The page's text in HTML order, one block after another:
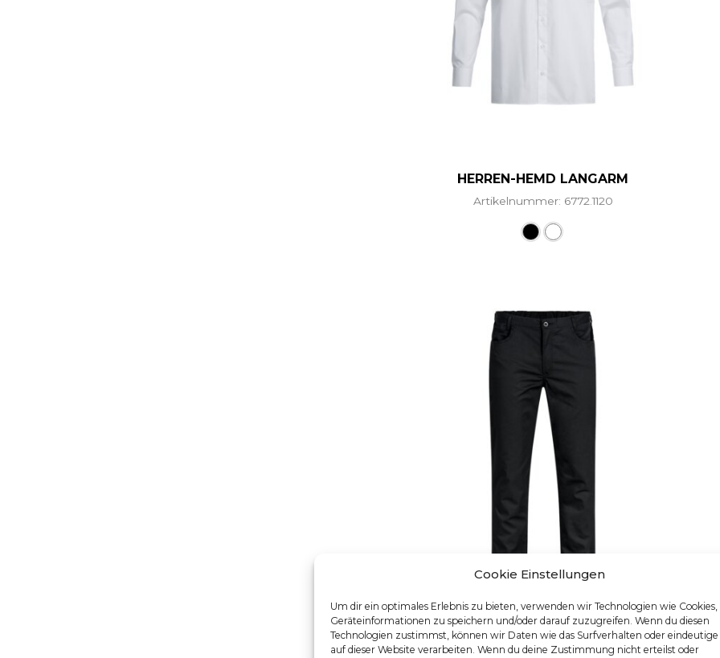
Cookie Einstellungen
Um dir ein optimales Erlebnis zu bieten, verwenden wir Technologien wie
Geräteinformationen zu speichern und/oder darauf zuzugreifen. Wenn du diesen
Technologien zustimmst, können wir Daten wie das Surfverhalten oder eindeutige
auf dieser Website verarbeiten. Wenn du deine Zustimmung nicht erteilst oder
HERREN-HEMD LANGARM
Artikelnummer: 6772.1120
HERREN-KOCHHOSE